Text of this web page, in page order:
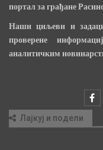
портал за грађане
Наши циљеви и
проверене
аналитичким
Лајкуј и подели